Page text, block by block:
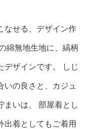
なせる、デザイン作
綿無地生地に、縞柄
デザインです。 しじ
いの良さと、カジュ
まいは、 部屋着とし
出着としてもご着用